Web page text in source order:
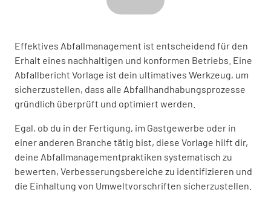
Effektives Abfallmanagement ist entscheidend für den
Erhalt eines nachhaltigen und konformen Betriebs. Eine
Abfallbericht Vorlage ist dein ultimatives Werkzeug, um
sicherzustellen, dass alle Abfallhandhabungsprozesse
gründlich überprüft und optimiert werden.
Egal, ob du in der Fertigung, im Gastgewerbe oder in
einer anderen Branche tätig bist, diese Vorlage hilft dir,
deine Abfallmanagementpraktiken systematisch zu
bewerten, Verbesserungsbereiche zu identifizieren und
die Einhaltung von Umweltvorschriften sicherzustellen.